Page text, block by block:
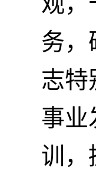
务
志
事
训，